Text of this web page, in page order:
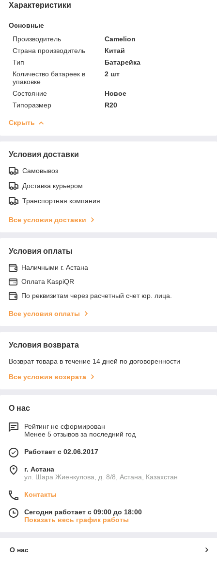
Характеристики
Основные
Производитель
Camelion
Страна производитель
Китай
Тип
Батарейка
Количество батареек в
упаковке
2 шт
Состояние
Новое
Типоразмер
R20
Скрыть
Условия доставки
Самовывоз
Доставка курьером
Транспортная компания
Все условия доставки
Условия оплаты
Наличными г. Астана
Оплата KaspiQR
По реквизитам через расчетный счет юр. лица.
Все условия оплаты
Условия возврата
Возврат товара в течение 14 дней по договоренности
Все условия возврата
О нас
Рейтинг не сформирован
Менее 5 отзывов за последний год
Работает с 02.06.2017
г. Астана
ул. Шара Жиенкулова, д. 8/8, Астана, Казахстан
Контакты
Сегодня работает с 09:00 до 18:00
Показать весь график работы
О нас